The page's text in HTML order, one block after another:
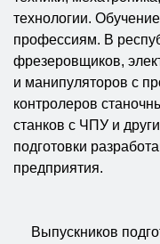
технологии.
профессиям. В
фрезеровщиков,
и манипуляторов с
контролеров
станков с ЧПУ и
подготовки
предприятия.
Выпускников